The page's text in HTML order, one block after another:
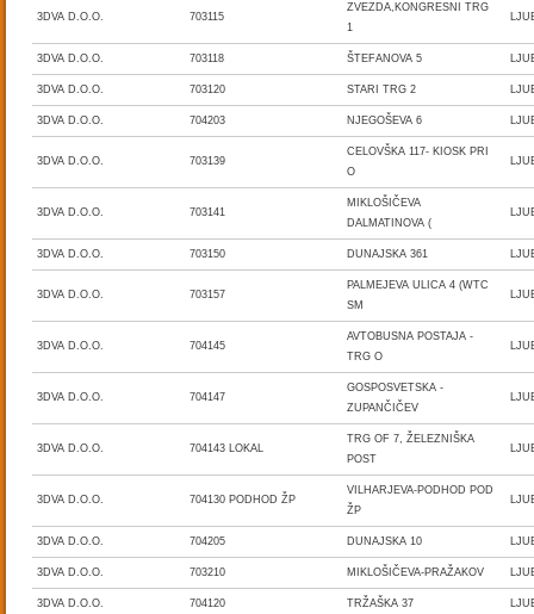
3DVA D.O.O. 703115
ZVEZDA,KONGRESNI TRG
1
3DVA D.O.O. 703118 ŠTEFANOVA 5
3DVA D.O.O. 703120 STARI TRG 2
3DVA D.O.O. 704203 NJEGOŠEVA 6
3DVA D.O.O. 703139
CELOVŠKA 117- KIOSK PRI
O
3DVA D.O.O. 703141
MIKLOŠIČEVA
DALMATINOVA (
3DVA D.O.O. 703150 DUNAJSKA 361
3DVA D.O.O. 703157
PALMEJEVA ULICA 4 (WTC
SM
3DVA D.O.O. 704145
AVTOBUSNA POSTAJA -
TRG O
3DVA D.O.O. 704147
GOSPOSVETSKA -
ZUPANČIČEV
3DVA D.O.O. 704143 LOKAL
TRG OF 7, ŽELEZNIŠKA
POST
3DVA D.O.O. 704130 PODHOD ŽP
VILHARJEVA-PODHOD POD
ŽP
3DVA D.O.O. 704205 DUNAJSKA 10
3DVA D.O.O. 703210 MIKLOŠIČEVA-PRAŽAKOV
3DVA D.O.O. 704120 TRŽAŠKA 37